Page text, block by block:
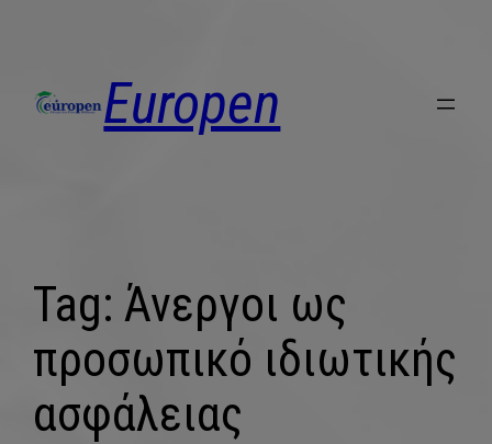
Europen
Tag:Άνεργοι ως
προσωπικό ιδιωτικής
ασφάλειας